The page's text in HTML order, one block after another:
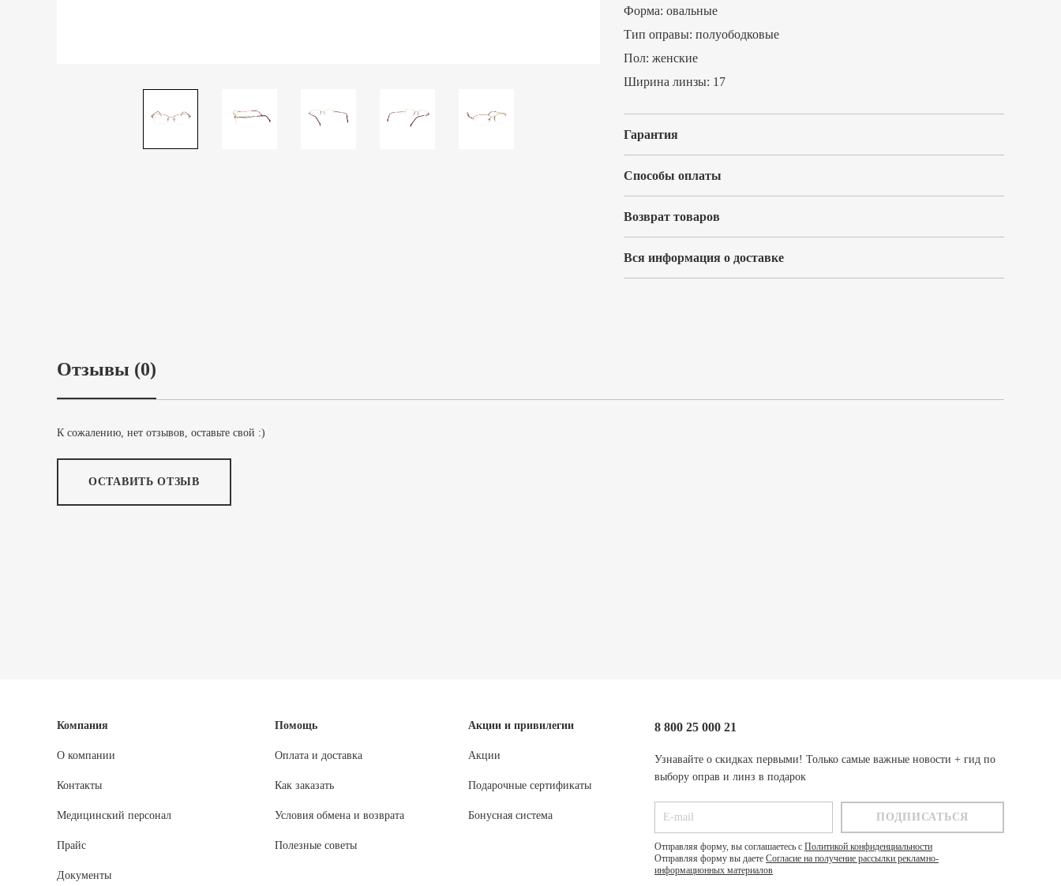
Форма: овальные
Тип оправы: полуободковые
Пол: женские
Ширина линзы: 17
Гарантия
Способы оплаты
Возврат товаров
Вся информация о доставке
Отзывы (0)
К сожалению, нет отзывов, оставьте свой :)
ОСТАВИТЬ ОТЗЫВ
Компания
О компании
Контакты
Медицинский персонал
Прайс
Документы
Помощь
Оплата и доставка
Как заказать
Условия обмена и возврата
Полезные советы
Акции и привилегии
Акции
Подарочные сертификаты
Бонусная система
8 800 25 000 21
Узнавайте о скидках первыми! Только самые важные новости + гид по
выбору оправ и линз в подарок
Отправляя форму, вы соглашаетесь с Политикой конфиденциальности
Отправляя форму вы даете Согласие на получение рассылки рекламно-
информационных материалов